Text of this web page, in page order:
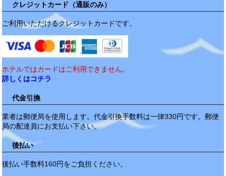
クレジットカード（通販のみ）
ご利用いただけるクレジットカードです。
ホテルではカードはご利用できません。
詳しくはコチラ
代金引換
業者は郵便局を使用します。代金引換手数料は一律330円です。郵便
局の配達員にお支払い下さい。
後払い
後払い手数料160円をご負担ください。